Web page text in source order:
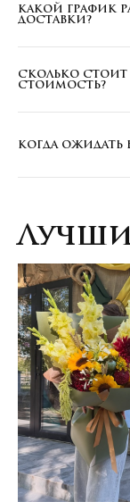
КАКОЙ ГРАФИК
ДОСТАВКИ?
СКОЛЬКО СТОИТ
СТОИМОСТЬ?
КОГДА ОЖИДАТЬ